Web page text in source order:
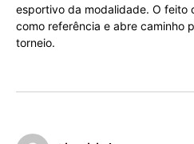
esportivo da modalidade. O feito
como referência e abre caminho
torneio.